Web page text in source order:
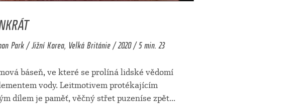
Park / Jižní Korea, Velká Británie / 2020 / 5 min. 23
báseň, ve které se prolíná lidské vědomí
vody. Leitmotivem protékajícím
dílem je paměť, věčný střet puzeníse zpět...